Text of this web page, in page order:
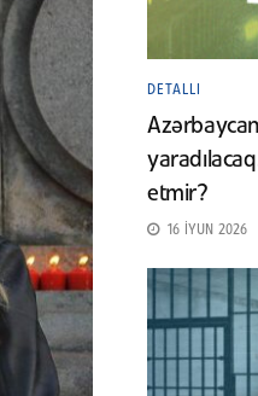
DETALLI
etmir?
16 İYUN 2026